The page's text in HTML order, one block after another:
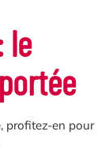
le
profitez-en pour